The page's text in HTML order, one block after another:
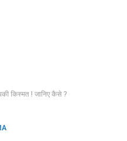
किस्मत ! जानिए कैसे ?